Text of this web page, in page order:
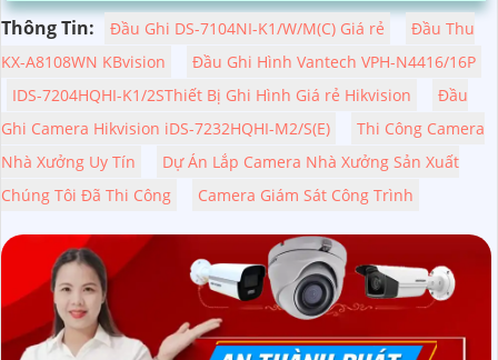
Thông Tin: Đầu Ghi DS-7104NI-K1/W/M(C) Giá rẻ
Đầu Thu
KX-A8108WN KBvision
Đầu Ghi Hình Vantech VPH-N4416/16P
IDS-7204HQHI-K1/2SThiết Bị Ghi Hình Giá rẻ Hikvision
Đầu
Ghi Camera Hikvision iDS-7232HQHI-M2/S(E)
Thi Công Camera
Nhà Xưởng Uy Tín
Dự Án Lắp Camera Nhà Xưởng Sản Xuất
Chúng Tôi Đã Thi Công
Camera Giám Sát Công Trình